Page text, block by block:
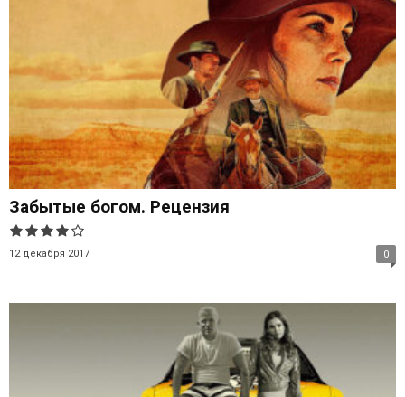
Забытые богом. Рецензия
12 декабря 2017 0